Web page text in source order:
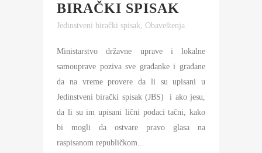
BIRAČKI SPISAK
Jedinstveni birački spisak, Obaveštenja
Ministarstvo državne uprave i lokalne
samouprave poziva sve građanke i građane
da na vreme provere da li su upisani u
Jedinstveni birački spisak (JBS) i ako jesu,
da li su im upisani lični podaci tačni, kako
bi mogli da ostvare pravo glasa na
raspisanom republičkom...